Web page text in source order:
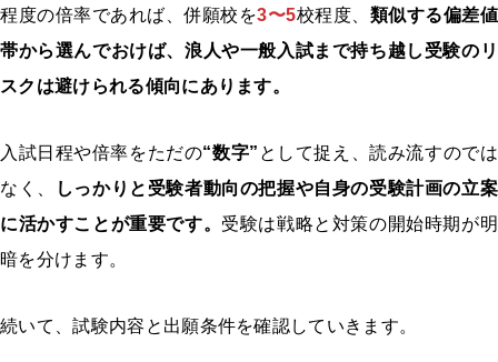
程度の倍率であれば、併願校を3〜5校程度、 類似する偏差値
帯から選んでおけば、浪人や一般入試まで持ち越し受験のリ
スクは避けられる傾向にあります。
入試日程や倍率をただの“数字” として捉え、読み流すのでは
なく、
しっかりと受験者動向の把握や自身の受験計画の立案
に活かすことが重要です。 受験は戦略と対策の開始時期が明
暗を分けます。
続いて、試験内容と出願条件を確認していきます。